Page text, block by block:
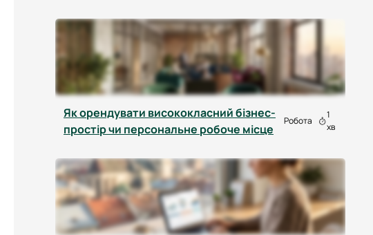
Як орендувати висококласний бізнес-
простір чи персональне робоче місце
Робота
1
хв